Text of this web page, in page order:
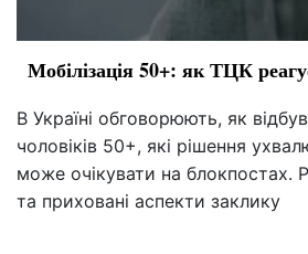
Мобілізація 50+: як ТЦК
В Україні обговорюють, як
чоловіків 50+, які рішення
може очікувати на блокпостах.
та приховані аспекти заклику